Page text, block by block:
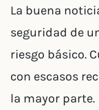
La buena
seguridad de
riesgo básico.
con escasos
la mayor parte.